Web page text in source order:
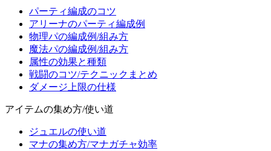
パーティ編成のコツ
アリーナのパーティ編成例
物理パの編成例/組み方
魔法パの編成例/組み方
属性の効果と種類
戦闘のコツ/テクニックまとめ
ダメージ上限の仕様
アイテムの集め方/使い道
ジュエルの使い道
マナの集め方/マナガチャ効率